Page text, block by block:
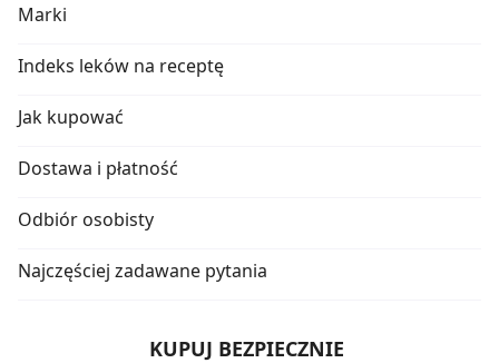
Marki
Indeks leków na receptę
Jak kupować
Dostawa i płatność
Odbiór osobisty
Najczęściej zadawane pytania
KUPUJ BEZPIECZNIE